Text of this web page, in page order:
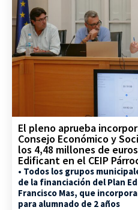
El pleno aprueba
Consejo Económico y
los 4,48 millones de
Edificant en el CEIP
• Todos los grupos
de la financiación del Plan
Francisco Mas, que
para alumnado de 2 años